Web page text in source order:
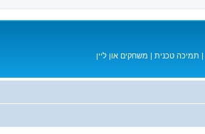
| תמיכה טכנית | משחקים און ליין